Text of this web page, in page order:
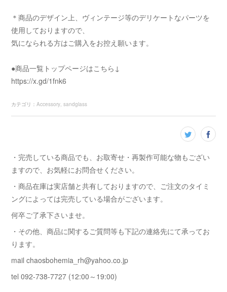
＊商品のデザイン上、ヴィンテージ等のデリケートなパーツを
使用しておりますので、
気になられる方はご購入をお控え願います。
●商品一覧トップページはこちら↓
https://x.gd/1fnk6
カテゴリ ：Accessory sandglass
・完売している商品でも、お取寄せ・再製作可能な物もござい
ますので、お気軽にお問合せください。
・商品在庫は実店舗と共有しておりますので、ご注文のタイミ
ングによっては完売している場合がございます。
何卒ご了承下さいませ。
・その他、商品に関するご質問等も下記の連絡先にて承ってお
ります。
mail chaosbohemia_rh@yahoo.co.jp
tel 092-738-7727 (12:00～19:00)